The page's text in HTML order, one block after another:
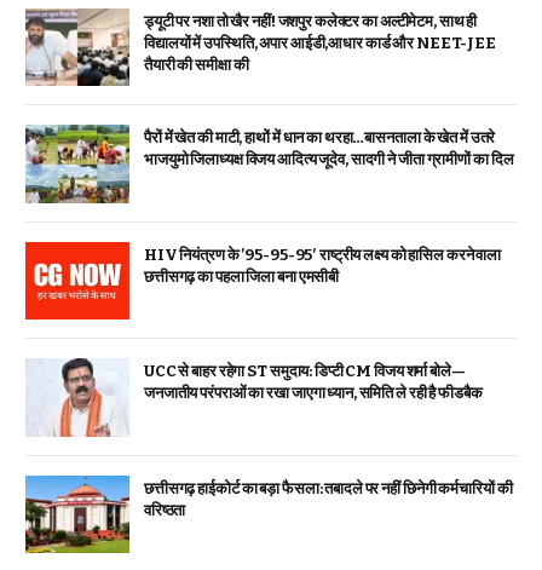
ड्यूटी पर नशा तो खैर नहीं! जशपुर कलेक्टर का अल्टीमेटम, साथ ही
विद्यालयों में उपस्थिति, अपार आईडी,आधार कार्ड और NEET-JEE
तैयारी की समीक्षा की
पैरों में खेत की माटी, हाथों में धान का थरहा…बासनताला के खेत में उतरे
भाजयुमो जिलाध्यक्ष विजय आदित्य जूदेव, सादगी ने जीता ग्रामीणों का दिल
HIV नियंत्रण के ’95-95-95′ राष्ट्रीय लक्ष्य को हासिल करने वाला
छत्तीसगढ़ का पहला जिला बना एमसीबी
UCC से बाहर रहेगा ST समुदाय: डिप्टी CM विजय शर्मा बोले—
जनजातीय परंपराओं का रखा जाएगा ध्यान, समिति ले रही है फीडबैक
छत्तीसगढ़ हाईकोर्ट का बड़ा फैसला: तबादले पर नहीं छिनेगी कर्मचारियों की
वरिष्ठता